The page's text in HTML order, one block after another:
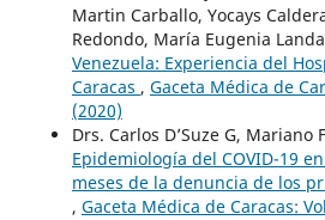
Martin Carballo, Yocays
Redondo, María Eugenia
Venezuela: Experiencia del
Caracas , Gaceta Médica de
(2020)
Drs. Carlos D’Suze G, Mariano
Epidemiología del COVID-19
meses de la denuncia de los
, Gaceta Médica de Caracas: